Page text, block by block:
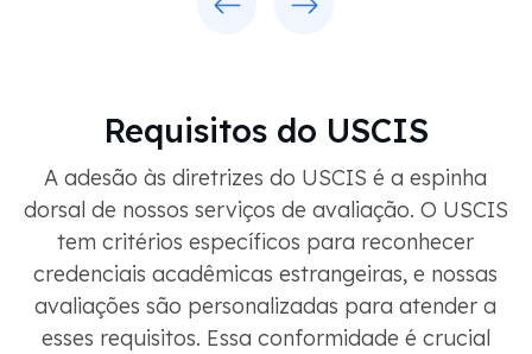
Requisitos do USCIS
A adesão às diretrizes do USCIS é a espinha
dorsal de nossos serviços de avaliação. O USCIS
tem critérios específicos para reconhecer
credenciais acadêmicas estrangeiras, e nossas
avaliações são personalizadas para atender a
esses requisitos. Essa conformidade é crucial